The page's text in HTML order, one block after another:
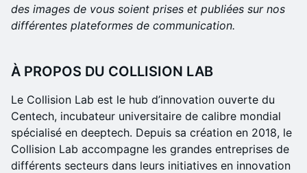
des images de vous soient prises et publiées sur nos
différentes plateformes de communication.
À PROPOS DU COLLISION LAB
Le Collision Lab est le hub d’innovation ouverte du
Centech, incubateur universitaire de calibre mondial
spécialisé en deeptech. Depuis sa création en 2018, le
Collision Lab accompagne les grandes entreprises de
différents secteurs dans leurs initiatives en innovation